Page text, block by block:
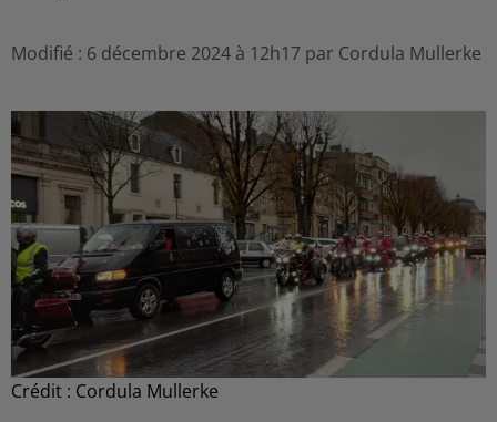
Modifié : 6 décembre 2024 à 12h17 par Cordula Mullerke
Crédit : Cordula Mullerke